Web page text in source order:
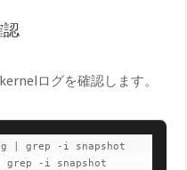
認
ログを確認します。
| grep -i snapshot
-i snapshot